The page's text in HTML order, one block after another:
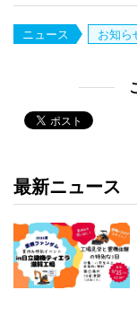
ニュース お知ら
最新ニュース